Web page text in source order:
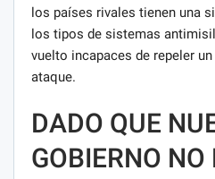
los países rivales tienen una
los tipos de sistemas
vuelto incapaces de repeler
ataque.
DADO QUE
GOBIERNO NO